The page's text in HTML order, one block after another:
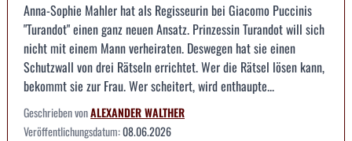
Anna-Sophie Mahler hat als Regisseurin bei Giacomo Puccinis
"Turandot" einen ganz neuen Ansatz. Prinzessin Turandot will sich
nicht mit einem Mann verheiraten. Deswegen hat sie einen
Schutzwall von drei Rätseln errichtet. Wer die Rätsel lösen kann,
bekommt sie zur Frau. Wer scheitert, wird enthaupte...
Geschrieben vonALEXANDER WALTHER
Veröffentlichungsdatum:08.06.2026